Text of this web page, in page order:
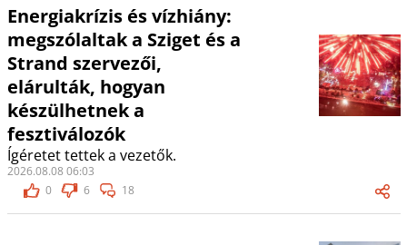
Energiakrízis és vízhiány:
megszólaltak a Sziget és a
Strand szervezői,
elárulták, hogyan
készülhetnek a
fesztiválozók
Ígéretet tettek a vezetők.
2026.08.08 06:03
0
6 18